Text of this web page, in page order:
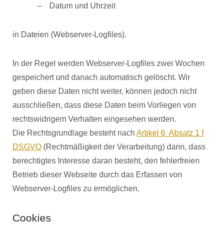
Datum und Uhrzeit
in Dateien (Webserver-Logfiles).
In der Regel werden Webserver-Logfiles zwei Wochen
gespeichert und danach automatisch gelöscht. Wir
geben diese Daten nicht weiter, können jedoch nicht
ausschließen, dass diese Daten beim Vorliegen von
rechtswidrigem Verhalten eingesehen werden.
Die Rechtsgrundlage besteht nach Artikel 6 Absatz 1 f
DSGVO (Rechtmäßigkeit der Verarbeitung) darin, dass
berechtigtes Interesse daran besteht, den fehlerfreien
Betrieb dieser Webseite durch das Erfassen von
Webserver-Logfiles zu ermöglichen.
Cookies